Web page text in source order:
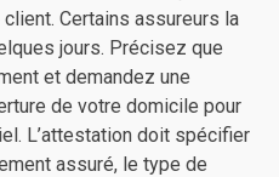
Certains assureurs la
jours. Précisez que
et demandez une
de votre domicile pour
L’attestation doit spécifier
assuré, le type de